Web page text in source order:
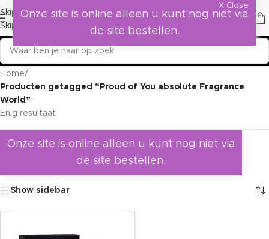
Skip to navigation
Skip to main content
Home/
Producten getagged “Proud of You absolute Fragrance
World”
Enig resultaat
Onze site is online alleen u kunt nog niet via
de site bestellen.
Show sidebar
X Close
Onze site is online alleen u kunt nog niet via
de site bestellen.